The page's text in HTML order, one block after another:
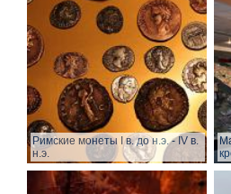
Римские монеты I в. до н.э. - IV в.
н.э.